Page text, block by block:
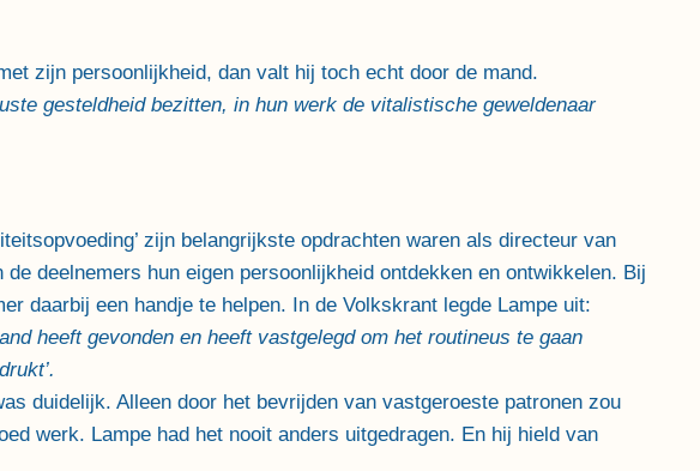
zijn persoonlijkheid, dan valt hij toch echt door de mand.
gesteldheid bezitten, in hun werk de vitalistische geweldenaar
zijn belangrijkste opdrachten waren als directeur van
deelnemers hun eigen persoonlijkheid ontdekken en ontwikkelen. Bij
daarbij een handje te helpen. In de Volkskrant legde Lampe uit:
heeft gevonden en heeft vastgelegd om het routineus te gaan
duidelijk. Alleen door het bevrijden van vastgeroeste patronen zou
werk. Lampe had het nooit anders uitgedragen. En hij hield van